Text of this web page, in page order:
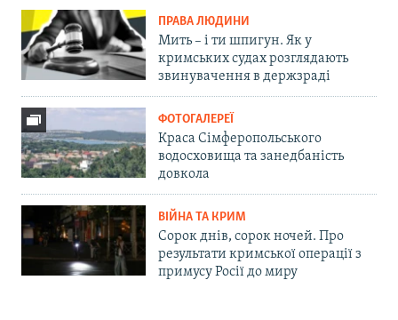
ПРАВА ЛЮДИНИ
Мить – і ти шпигун. Як у
кримських судах розглядають
звинувачення в держзраді
ФОТОГАЛЕРЕЇ
Краса Сімферопольського
водосховища та занедбаність
довкола
ВІЙНА ТА КРИМ
Сорок днів, сорок ночей. Про
результати кримської операції з
примусу Росії до миру